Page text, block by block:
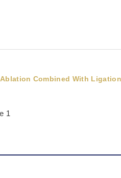
Combined With
1